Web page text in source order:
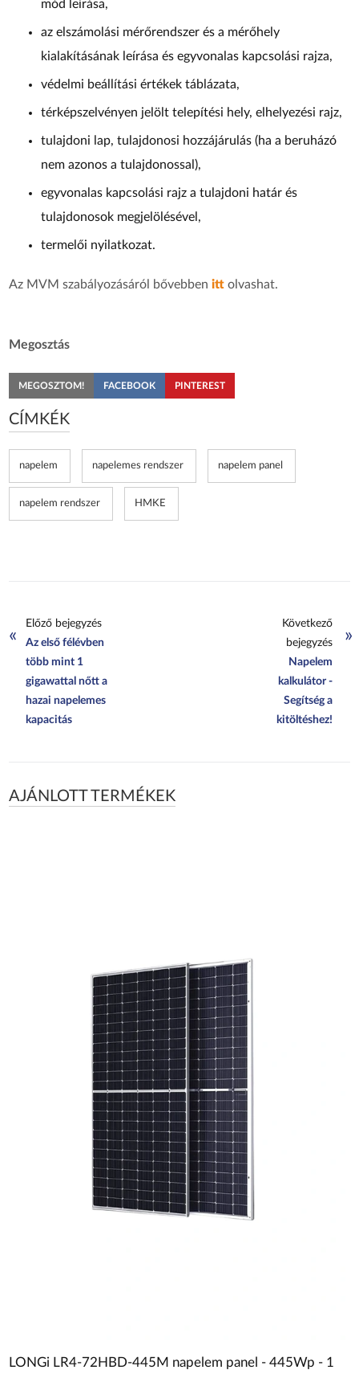
mód leírása,
az elszámolási mérőrendszer és a mérőhely
kialakításának leírása és egyvonalas kapcsolási rajza,
védelmi beállítási értékek táblázata,
térképszelvényen jelölt telepítési hely, elhelyezési rajz,
tulajdoni lap, tulajdonosi hozzájárulás (ha a beruházó
nem azonos a tulajdonossal),
egyvonalas kapcsolási rajz a tulajdoni határ és
tulajdonosok megjelölésével,
termelői nyilatkozat.
Az MVM szabályozásáról bővebbenitt olvashat.
Megosztás
MEGOSZTOM! FACEBOOK PINTEREST
CÍMKÉK
napelem napelemes rendszer napelem panel
napelem rendszer HMKE
«
Előző bejegyzés
Az első félévben
több mint 1
gigawattal nőtt a
hazai napelemes
kapacitás
»
Következő
bejegyzés
Napelem
kalkulátor -
Segítség a
kitöltéshez!
AJÁNLOTT TERMÉKEK
LONGi LR4-72HBD-445M napelem panel - 445Wp - 1